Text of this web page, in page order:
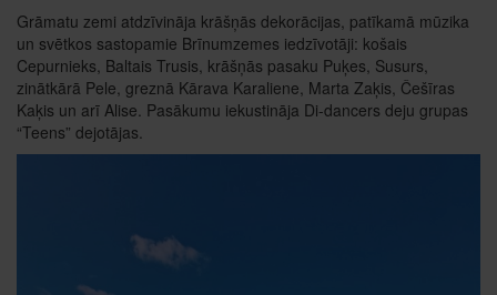
Grāmatu zemi atdzīvināja krāšņās dekorācijas, patīkamā mūzika
un svētkos sastopamie Brīnumzemes iedzīvotāji: košais
Cepurnieks, Baltais Trusis, krāšņās pasaku Puķes, Susurs,
zinātkārā Pele, greznā Kārava Karaliene, Marta Zaķis, Češīras
Kaķis un arī Alise. Pasākumu iekustināja Di-dancers deju grupas
“Teens” dejotājas.